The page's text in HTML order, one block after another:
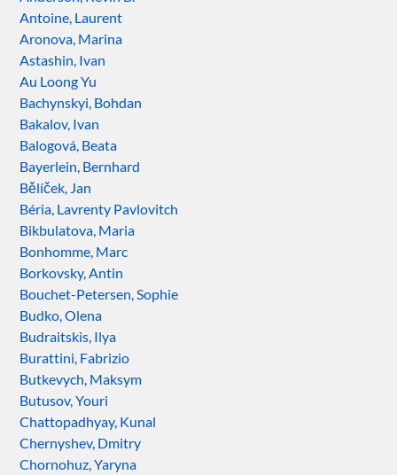
Antoine, Laurent
Aronova, Marina
Astashin, Ivan
Au Loong Yu
Bachynskyi, Bohdan
Bakalov, Ivan
Balogová, Beata
Bayerlein, Bernhard
Bělíček, Jan
Béria, Lavrenty Pavlovitch
Bikbulatova, Maria
Bonhomme, Marc
Borkovsky, Antin
Bouchet-Petersen, Sophie
Budko, Olena
Budraitskis, Ilya
Burattini, Fabrizio
Butkevych, Maksym
Butusov, Youri
Chattopadhyay, Kunal
Chernyshev, Dmitry
Chornohuz, Yaryna